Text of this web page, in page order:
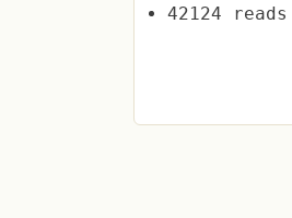
42124 reads